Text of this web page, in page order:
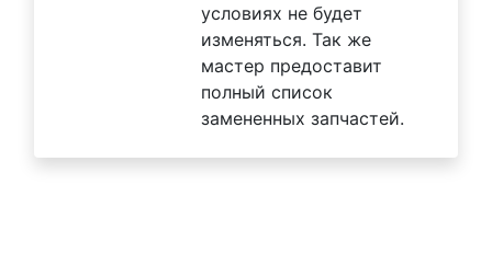
условиях не будет
изменяться. Так же
мастер предоставит
полный список
замененных запчастей.